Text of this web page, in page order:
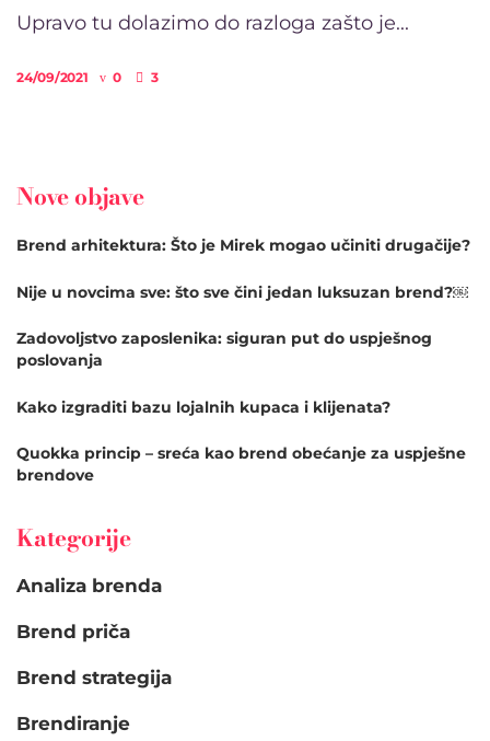
Upravo tu dolazimo do razloga zašto je...
24/09/2021 0 3
Nove objave
Brend arhitektura: Što je Mirek mogao učiniti drugačije?
Nije u novcima sve: što sve čini jedan luksuzan brend?￼
Zadovoljstvo zaposlenika: siguran put do uspješnog
poslovanja
Kako izgraditi bazu lojalnih kupaca i klijenata?
Quokka princip – sreća kao brend obećanje za uspješne
brendove
Kategorije
Analiza brenda
Brend priča
Brend strategija
Brendiranje